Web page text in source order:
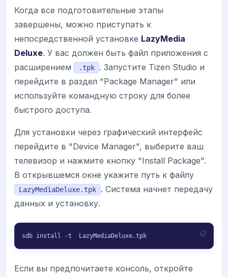
Когда все подготовительные этапы
завершены, можно приступать к
непосредственной установке LazyMedia
Deluxe. У вас должен быть файл приложения с
расширением
.tpk
. Запустите Tizen Studio и
перейдите в раздел "Package Manager" или
используйте командную строку для более
быстрого доступа.
Для установки через графический интерфейс
перейдите в "Device Manager", выберите ваш
телевизор и нажмите кнопку "Install Package".
В открывшемся окне укажите путь к файлу
LazyMediaDeluxe.tpk
. Система начнет передачу
данных и установку.
sdb install -t LazyMediaDeluxe.tpk
Если вы предпочитаете консоль, откройте